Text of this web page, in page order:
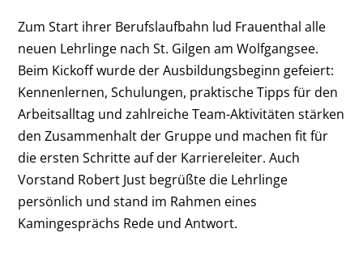
Zum Start ihrer Berufslaufbahn lud Frauenthal alle
neuen Lehrlinge nach St. Gilgen am Wolfgangsee.
Beim Kickoff wurde der Ausbildungsbeginn gefeiert:
Kennenlernen, Schulungen, praktische Tipps für den
Arbeitsalltag und zahlreiche Team-Aktivitäten stärken
den Zusammenhalt der Gruppe und machen fit für
die ersten Schritte auf der Karriereleiter. Auch
Vorstand Robert Just begrüßte die Lehrlinge
persönlich und stand im Rahmen eines
Kamingesprächs Rede und Antwort.